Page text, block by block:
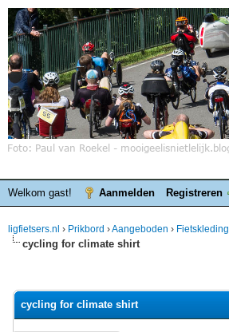
Welkom gast! Aanmelden Registreren
ligfietsers.nl › Prikbord ›Aangeboden › Fietskleding
cycling for climate shirt
cycling for climate shirt